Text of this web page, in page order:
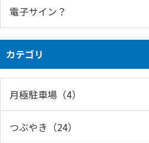
電子サイン？
カテゴリ
月極駐車場（4）
つぶやき（24）